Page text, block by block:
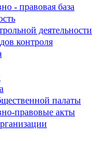
- правовая база
деятельности
контроля
палаты
правовые акты